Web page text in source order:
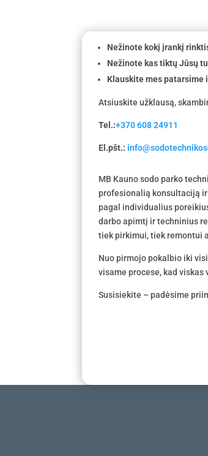
Nežinote kokį įrankį
Nežinote kas tiktų Jūsų
Klauskite mes
Atsiuskite užklausą,
Tel.:+370 608 24911
El.pšt.:
MB Kauno sodo parko
profesionalią konsultaciją
pagal individualius
darbo apimtį ir techninius
tiek pirkimui, tiek remontui
Nuo pirmojo pokalbio iki
visame procese, kad
Susisiekite – padėsime